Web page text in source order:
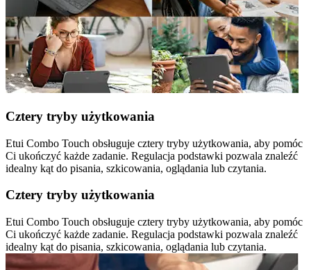
Cztery tryby użytkowania
Etui Combo Touch obsługuje cztery tryby użytkowania, aby pomóc
Ci ukończyć każde zadanie. Regulacja podstawki pozwala znaleźć
idealny kąt do pisania, szkicowania, oglądania lub czytania.
Cztery tryby użytkowania
Etui Combo Touch obsługuje cztery tryby użytkowania, aby pomóc
Ci ukończyć każde zadanie. Regulacja podstawki pozwala znaleźć
idealny kąt do pisania, szkicowania, oglądania lub czytania.